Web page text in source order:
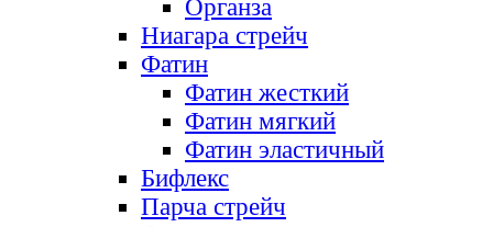
Органза
Ниагара стрейч
Фатин
Фатин жесткий
Фатин мягкий
Фатин элаcтичный
Бифлекс
Парча стрейч